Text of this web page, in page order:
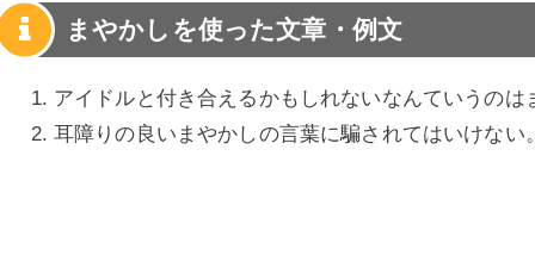
まやかしを使った文章・例文
アイドルと付き合えるかもしれないなんていうのは
耳障りの良いまやかしの言葉に騙されてはいけない